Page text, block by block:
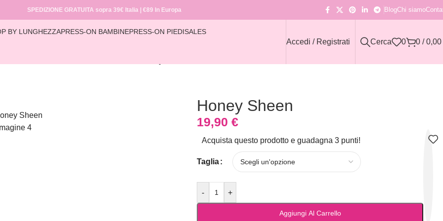
SPEDIZIONE GRATUITA sopra 39€ Italia | €89 In Europa BlogChi siamo
BY LUNGHEZZAPRESS-ON BAMBINEPRESS-ON PIEDISALES
Accedi / Registrati Cerca 0 0 / 0,00
Honey Sheen
19,90€
Acquista questo prodotto e guadagna 3 punti!
Taglia
- +
Aggiungi Al Carrello